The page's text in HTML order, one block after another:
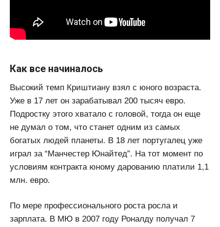
Как все начиналось
Высокий темп Криштиану взял с юного возраста.
Уже в 17 лет он зарабатывал 200 тысяч евро.
Подростку этого хватало с головой, тогда он еще
не думал о том, что станет одним из самых
богатых людей планеты. В 18 лет португалец уже
играл за “Манчестер Юнайтед”. На тот момент по
условиям контракта юному дарованию платили 1,1
млн. евро.
По мере профессионального роста росла и
зарплата. В МЮ в 2007 году Роналду получал 7